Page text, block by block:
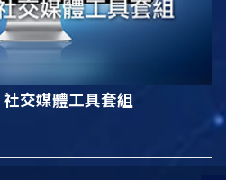
社交媒體工具套組